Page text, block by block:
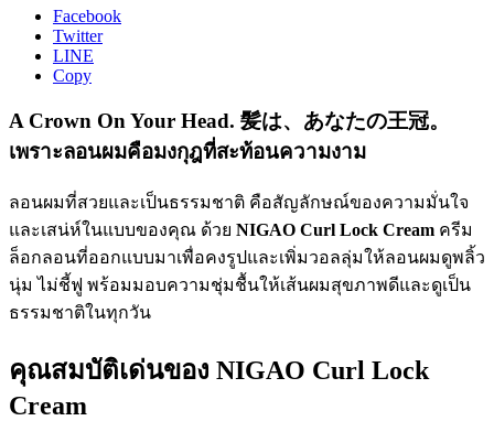
Facebook
Twitter
LINE
Copy
A Crown On Your Head. 髪は、あなたの王冠。
เพราะลอนผมคือมงกุฎที่สะท้อนความงาม
ลอนผมที่สวยและเป็นธรรมชาติ คือสัญลักษณ์ของความมั่นใจ
และเสน่ห์ในแบบของคุณ ด้วย NIGAO Curl Lock Cream ครีม
ล็อกลอนที่ออกแบบมาเพื่อคงรูปและเพิ่มวอลลุ่มให้ลอนผมดูพลิ้ว
นุ่ม ไม่ชี้ฟู พร้อมมอบความชุ่มชื้นให้เส้นผมสุขภาพดีและดูเป็น
ธรรมชาติในทุกวัน
คุณสมบัติเด่นของ NIGAO Curl Lock
Cream